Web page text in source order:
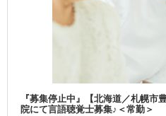
『募集停止中』【北海道／札幌市
院にて言語聴覚士募集♪＜常勤＞